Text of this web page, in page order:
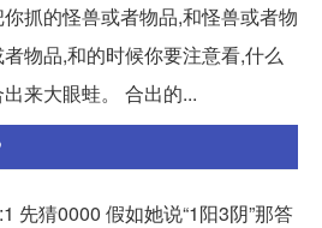
抓的怪兽或者物品,和怪兽或者物
物品,和的时候你要注意看,什么
来大眼蛙。 合出的...
先猜0000 假如她说“1阳3阴”那答